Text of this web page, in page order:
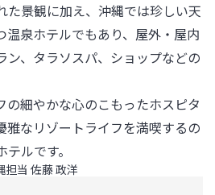
た景観に加え、沖縄では珍しい天
温泉ホテルでもあり、屋外・屋内
ン、タラソスパ、ショップなどの
の細やかな心のこもったホスピタ
雅なリゾートライフを満喫するの
ルです。
当 佐藤 政洋